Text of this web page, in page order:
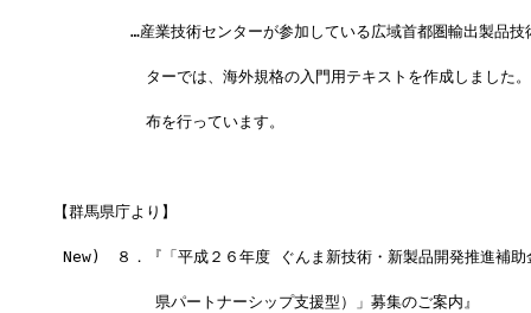
…産業技術センターが参加している広域首都圏輸出製品技
ターでは、海外規格の入門用テキストを作成しました。
布を行っています。
【群馬県庁より】
New)　８．『「平成２６年度 ぐんま新技術・新製品開発推進補助
県パートナーシップ支援型）」募集のご案内』